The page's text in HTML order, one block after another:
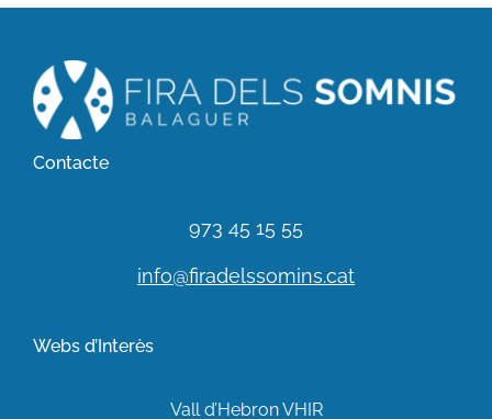
Contacte
973 45 15 55
info@firadelssomins.cat
Webs d’Interès
Vall d’Hebron VHIR